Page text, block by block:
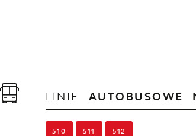
LINIE AUTOBUSOWE
510 511 512